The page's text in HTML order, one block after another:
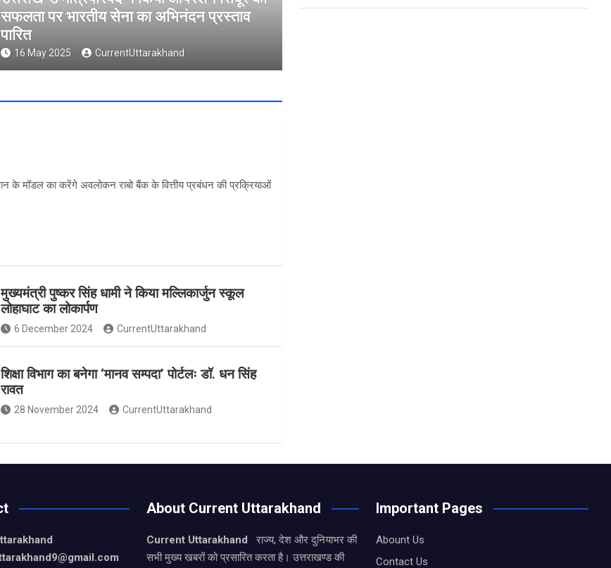
सफलता पर भारतीय सेना का अभिनंदन प्रस्ताव
पारित
16 May 2025 CurrentUttarakhand
के मॉडल का करेंगे अवलोकन राबो बैंक के वित्तीय प्रबंधन की प्रक्रियाओं
मुख्यमंत्री पुष्कर सिंह धामी ने किया मल्लिकार्जुन स्कूल
लोहाघाट का लोकार्पण
6 December 2024 CurrentUttarakhand
शिक्षा विभाग का बनेगा ‘मानव सम्पदा’ पोर्टलः डॉ. धन सिंह
रावत
28 November 2024 CurrentUttarakhand
@gmail.com
About Current Uttarakhand
Current Uttarakhand
राज्य, देश और दुनियाभर की
सभी मुख्य खबरों को प्रसारित करता है। उत्तराखण्ड की
Important Pages
Abount Us
Contact Us